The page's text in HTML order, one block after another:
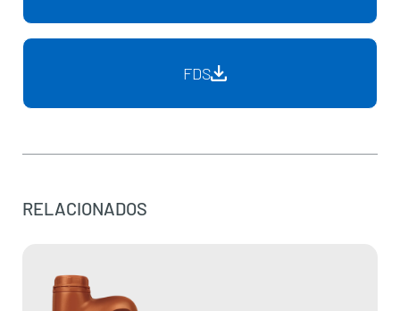
FDS
RELACIONADOS